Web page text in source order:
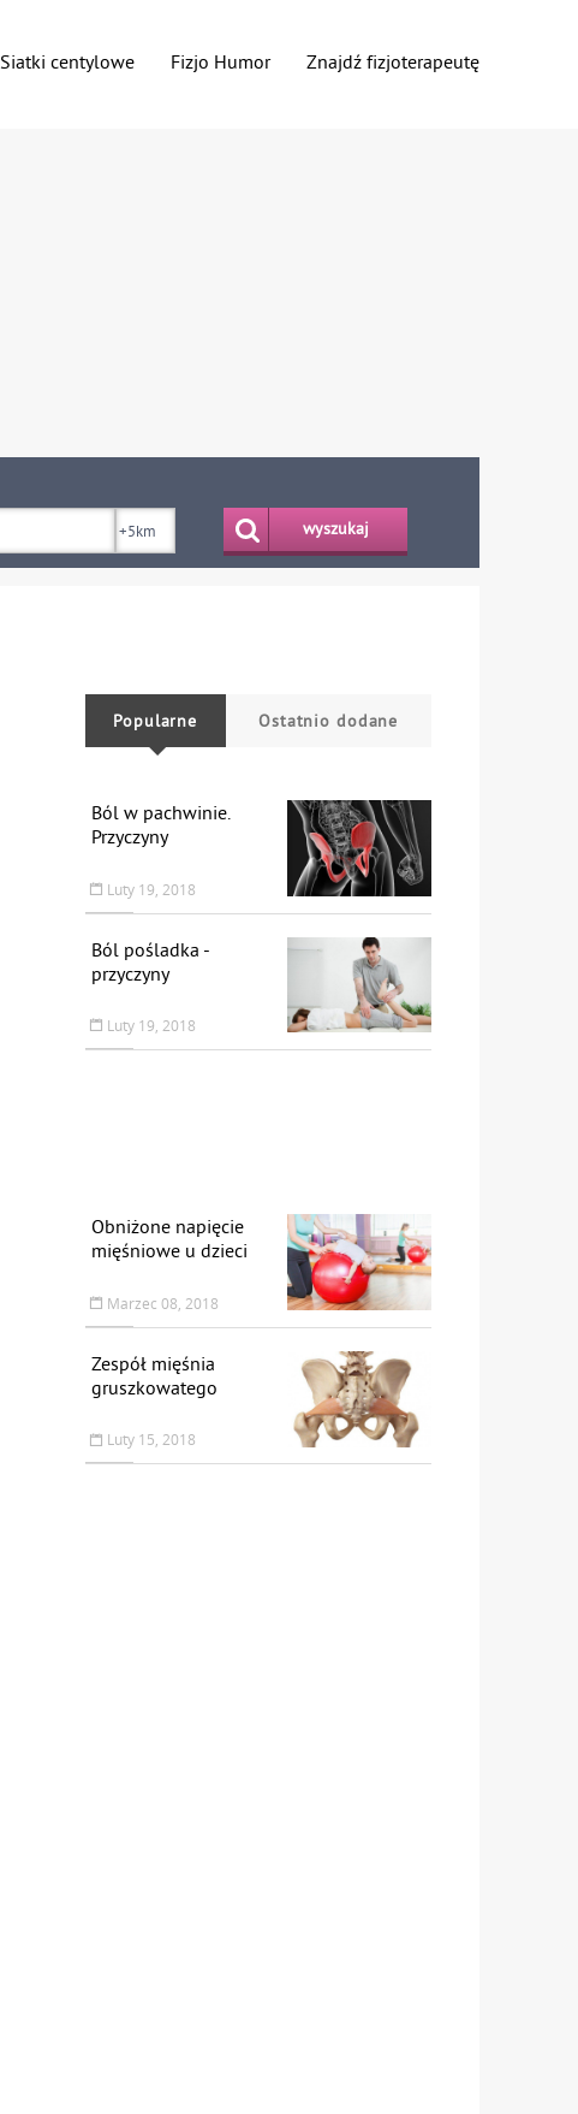
Siatki centylowe Fizjo Humor Znajdź fizjoterapeutę
wyszukaj
Popularne Ostatnio dodane
Ból w pachwinie.
Przyczyny
Luty 19, 2018
Ból pośladka -
przyczyny
Luty 19, 2018
Obniżone napięcie
mięśniowe u dzieci
Marzec 08, 2018
Zespół mięśnia
gruszkowatego
Luty 15, 2018